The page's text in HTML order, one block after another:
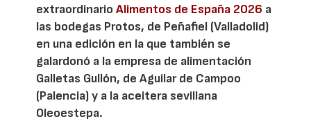
extraordinarioAlimentos de España 2026 a
las bodegas Protos, de Peñafiel (Valladolid)
en una edición en la que también se
galardonó a la empresa de alimentación
Galletas Gullón, de Aguilar de Campoo
(Palencia) y a la aceitera sevillana
Oleoestepa.